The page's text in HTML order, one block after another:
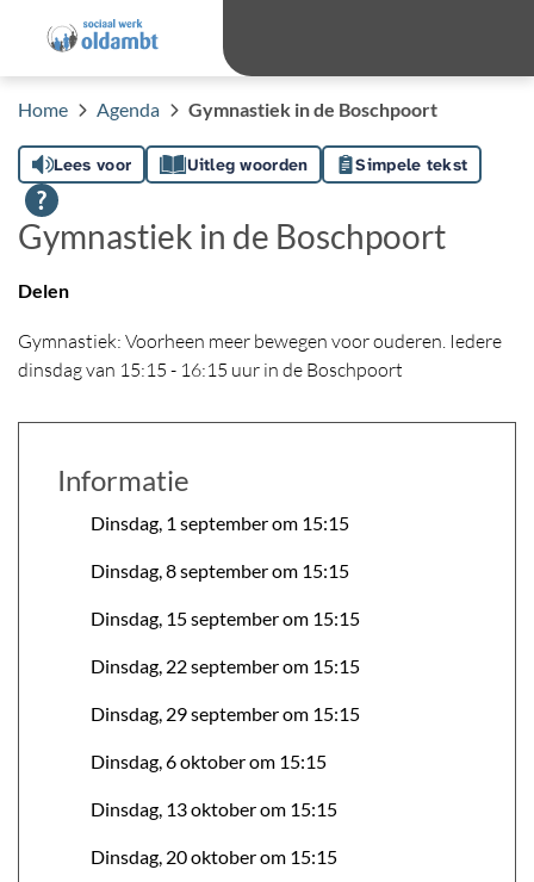
Home Agenda Gymnastiek in de Boschpoort
Lees voor Uitleg woorden Simpele tekst
Gymnastiek in de Boschpoort
Delen
Gymnastiek: Voorheen meer bewegen voor ouderen. Iedere
dinsdag van 15:15 - 16:15 uur in de Boschpoort
Informatie
Dinsdag, 1 september om 15:15
Dinsdag, 8 september om 15:15
Dinsdag, 15 september om 15:15
Dinsdag, 22 september om 15:15
Dinsdag, 29 september om 15:15
Dinsdag, 6 oktober om 15:15
Dinsdag, 13 oktober om 15:15
Dinsdag, 20 oktober om 15:15